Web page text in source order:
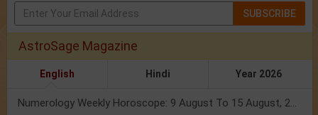
SUBSCRIBE
AstroSage Magazine
English Hindi Year 2026
Numerology Weekly Horoscope: 9 August To 15 August, 2026